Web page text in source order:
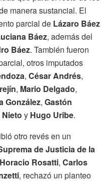
manera sustancial. El
parcial de Lázaro Báez
Báez, además del
Báez. También fueron
otros imputados
, César Andrés,
, Mario Delgado,
González, Gastón
y Hugo Uribe.
otro revés en un
de Justicia de la
Horacio Rosatti, Carlos
, rechazó un planteo